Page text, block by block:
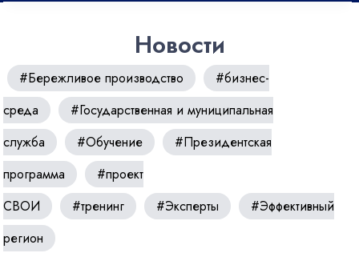
Новости
#Бережливое производство
#бизнес-
среда
#Государственная и муниципальная
служба
#Обучение
#Президентская
программа
#проект
СВОИ
#тренинг #Эксперты
#Эффективный
регион